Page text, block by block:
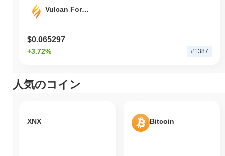
Vulcan Forged
$0.065297
+3.72% #1387
人気のコイン
XNX Bitcoin